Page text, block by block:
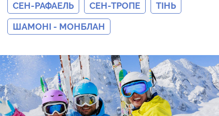
СЕН-РАФАЕЛЬ СЕН-ТРОПЕ ТІНЬ
ШАМОНІ - МОНБЛАН